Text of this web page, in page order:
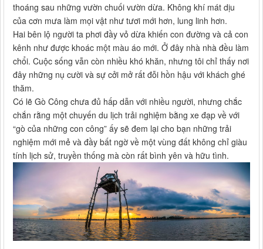
thoáng sau những vườn chuối vườn dừa. Không khí mát dịu
của cơn mưa làm mọi vật như tươi mới hơn, lung linh hơn.
Hai bên lộ người ta phơi đầy vỏ dừa khiến con đường và cả con
kênh như được khoác một màu áo mới. Ở đây nhà nhà đều làm
chổi. Cuộc sống vẫn còn nhiều khó khăn, nhưng tôi chỉ thấy nơi
đây những nụ cười và sự cởi mở rất đỗi hồn hậu với khách ghé
thăm.
Có lẽ Gò Công chưa đủ hấp dẫn với nhiều người, nhưng chắc
chắn rằng một chuyến du lịch trải nghiệm bằng xe đạp về với
“gò của những con công” ấy sẽ đem lại cho bạn những trải
nghiệm mới mẻ và đầy bất ngờ về một vùng đất không chỉ giàu
tính lịch sử, truyền thống mà còn rất bình yên và hữu tình.